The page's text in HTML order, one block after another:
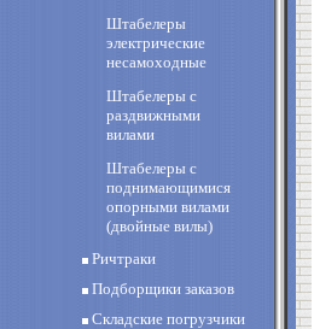
Штабелеры
электрические
несамоходные
Штабелеры с
раздвижными
вилами
Штабелеры с
поднимающимися
опорными вилами
(двойные вилы)
Ричтраки
Подборщики заказов
Складские погрузчики